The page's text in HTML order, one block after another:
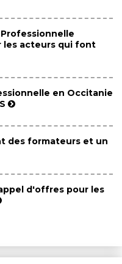
acteurs qui font
en Occitanie
des formateurs et un
d'offres pour les